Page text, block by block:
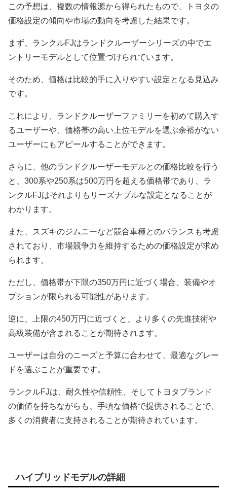
この予想は、複数の情報源から得られたもので、トヨタの
価格設定の傾向や市場の動向を考慮した結果です。
まず、ランクルFJはランドクルーザーシリーズの中でエ
ントリーモデルとして位置づけられています。
そのため、価格は比較的手に入りやすい設定となる見込み
です。
これにより、ランドクルーザーファミリーを初めて購入す
るユーザーや、価格帯の高い上位モデルを選ぶ余裕がない
ユーザーにもアピールすることができます。
さらに、他のランドクルーザーモデルとの価格比較を行う
と、300系や250系は500万円を超える価格帯であり、ラ
ンクルFJはそれよりもリーズナブルな設定となることが
わかります。
また、スズキのジムニーなど競合車種とのバランスも考慮
されており、市場競争力を維持するための価格設定が求め
られます。
ただし、価格帯が下限の350万円に近づく場合、装備やオ
プションが限られる可能性があります。
逆に、上限の450万円に近づくと、より多くの先進技術や
高級装備が含まれることが期待されます。
ユーザーは自分のニーズと予算に合わせて、最適なグレー
ドを選ぶことが重要です。
ランクルFJは、耐久性や信頼性、そしてトヨタブランド
の価値を持ちながらも、手頃な価格で提供されることで、
多くの消費者に支持されることが期待されています。
ハイブリッドモデルの詳細